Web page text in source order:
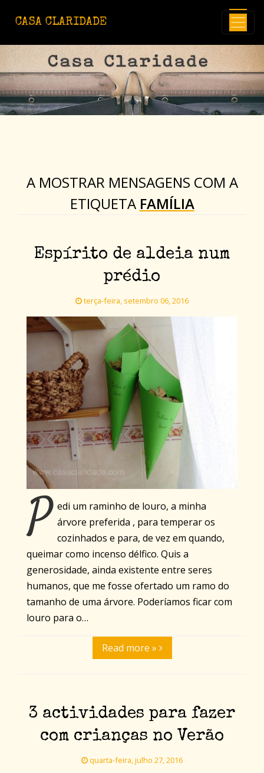
CASA CLARIDADE
A MOSTRAR MENSAGENS COM A
ETIQUETA FAMÍLIA
Espírito de aldeia num
prédio
terça-feira, setembro 06, 2016
P edi um raminho de louro, a minha
árvore preferida , para temperar os
cozinhados e para, de vez em quando,
queimar como incenso délfico. Quis a
generosidade, ainda existente entre seres
humanos, que me fosse ofertado um ramo do
tamanho de uma árvore. Poderíamos ficar com
louro para o…
Read more »
3 actividades para fazer
com crianças no Verão
quarta-feira, julho 27, 2016